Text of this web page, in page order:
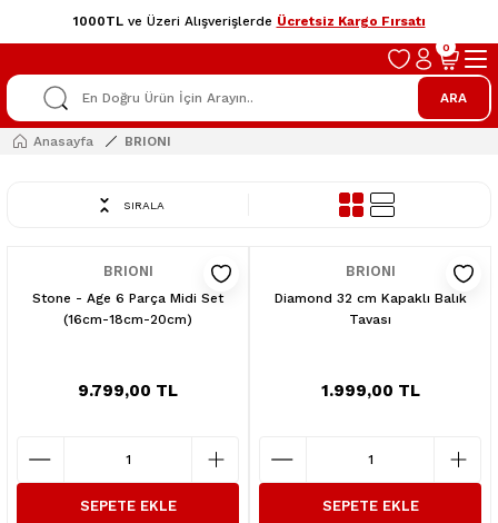
1000TLve Üzeri Alışverişlerde Ücretsiz Kargo Fırsatı
ARA
0
Anasayfa BRIONI
SIRALA
BRIONI
Stone - Age 6 Parça Midi Set
(16cm-18cm-20cm)
9.799,00 TL
SEPETE EKLE
BRIONI
Diamond 32 cm Kapaklı Balık
Tavası
1.999,00 TL
SEPETE EKLE